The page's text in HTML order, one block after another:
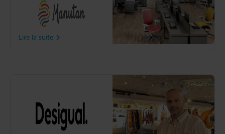
Découvrez comment
Manutan à optimisé sa
Supply Chain grâce à Slim4.
Lire la suite
Découvrez comment
Desigual a amélioré la
disponibilité de ses produits